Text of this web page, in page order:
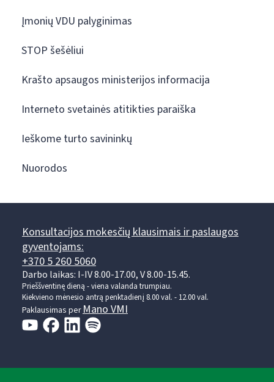
Įmonių VDU palyginimas
STOP šešėliui
Krašto apsaugos ministerijos informacija
Interneto svetainės atitikties paraiška
Ieškome turto savininkų
Nuorodos
Konsultacijos mokesčių klausimais ir paslaugos
gyventojams:
+370 5 260 5060
Darbo laikas: I-IV 8.00-17.00, V 8.00-15.45.
Prieššventinę dieną - viena valanda trumpiau.
Kiekvieno mėnesio antrą penktadienį 8.00 val. - 12.00 val.
Paklausimas per Mano VMI